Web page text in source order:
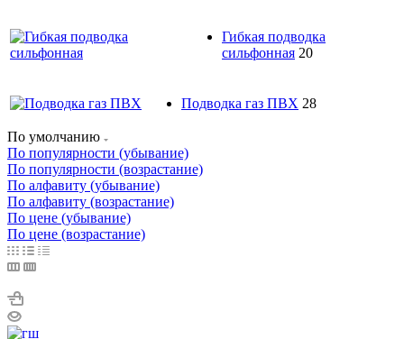
Гибкая подводка
сильфонная 20
Подводка газ ПВХ 28
По умолчанию
По популярности (убывание)
По популярности (возрастание)
По алфавиту (убывание)
По алфавиту (возрастание)
По цене (убывание)
По цене (возрастание)